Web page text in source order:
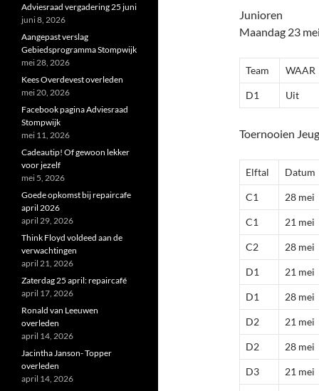
Junioren
Maandag 23 mei
Team WAAR
D1 Uit
Toernooien
Elftal Datum
C1 28 mei
C1 21 mei
C2 28 mei
D1 21 mei
D1 28 mei
D2 21 mei
D2 28 mei
D3 21 mei
Adviesraad vergadering 25 juni
juni 8, 2026
Aangepast verslag
Gebiedsprogramma Stompwijk
mei 28, 2026
Kees Overdevest overleden
mei 20, 2026
Facebook pagina Adviesraad
Stompwijk
mei 11, 2026
Cadeautip! Of gewoon lekker
voor jezelf
mei 5, 2026
Goede opkomst bij repaircafe
april 2026
april 29, 2026
Think Floyd voldeed aan de
verwachtingen
april 21, 2026
Zaterdag 25 april: repaircafé
april 17, 2026
Ronald van Leeuwen
overleden
april 14, 2026
Jacintha Janson- Topper
overleden
april 14, 2026